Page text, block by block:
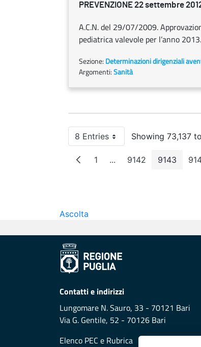
PREVENZIONE 22 settembre
A.C.N. del 29/07/2009.
pediatrica valevole per l’anno 2013.
Sezione: Determinazioni dirigenziali
Argomenti:Sanità
8 EntriesPer PageShowing 73,137
Page
1 ...Intermediate Pages
Page
9142 Page
9143
Ascolta
Contatti e indirizzi
Lungomare N. Sauro, 33 - 70121 Bari
Via G. Gentile, 52 - 70126 Bari
Elenco PEC e Rubrica